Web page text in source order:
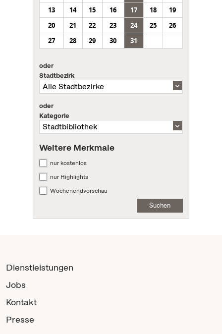
13
14 15 16 17 18
19
20
21 22 23 24 25
26
27
28 29 30 31
oder
Stadtbezirk
oder
Kategorie
Weitere Merkmale
nur kostenlos
nur Highlights
Wochenendvorschau
Suchen
Dienstleistungen
Jobs
Kontakt
Presse